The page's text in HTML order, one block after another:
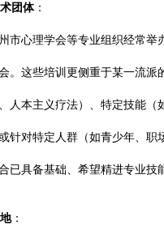
团体：
市心理学会等专业组织经常举
。这些培训更侧重于某一流派
人本主义疗法）、特定技能（
针对特定人群（如青少年、职
已具备基础、希望精进专业技
：